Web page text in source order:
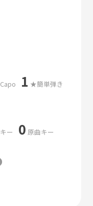
Capo 1 ★簡単弾き
キー 0 原曲キー